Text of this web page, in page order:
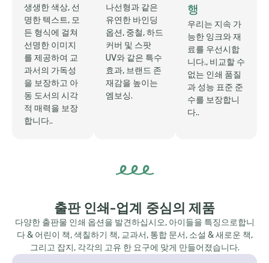
생생한 색상, 선
명한 텍스트, 모
든 형식에 걸쳐
선명한 이미지
를 제공하여 교
과서의 가독성
을 보장하고 아
동 도서의 시각
적 매력을 보장
합니다..
나선형과 같은
유연한 바인딩
옵션, 중철, 하드
커버 및 스팟
UV와 같은 특수
효과, 브랜드 존
재감을 높이는
엠보싱.
행
우리는 지속 가
능한 잉크와 재
료를 우선시합
니다., 비교할 수
없는 인쇄 품질
과 성능 표준 준
수를 보장합니
다..
출판 인쇄-업계 중심의 제품
다양한 출판물 인쇄 옵션을 발견하십시오, 아이들을 특징으로합니
다 & 어린이 책, 색칠하기 책, 교과서, 통합 문서, 소설 & 새로운 책,
그리고 잡지, 각각의 고유 한 요구에 맞게 만들어졌습니다.